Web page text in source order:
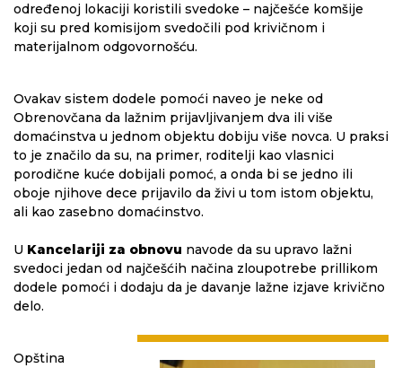
određenoj lokaciji koristili svedoke – najčešće komšije
koji su pred komisijom svedočili pod krivičnom i
materijalnom odgovornošću.
Ovakav sistem dodele pomoći naveo je neke od
Obrenovčana da lažnim prijavljivanjem dva ili više
domaćinstva u jednom objektu dobiju više novca. U praksi
to je značilo da su, na primer, roditelji kao vlasnici
porodične kuće dobijali pomoć, a onda bi se jedno ili
oboje njihove dece prijavilo da živi u tom istom objektu,
ali kao zasebno domaćinstvo.
U Kancelariji za obnovu navode da su upravo lažni
svedoci jedan od najčešćih načina zloupotrebe prillikom
dodele pomoći i dodaju da je davanje lažne izjave krivično
delo.
Opština